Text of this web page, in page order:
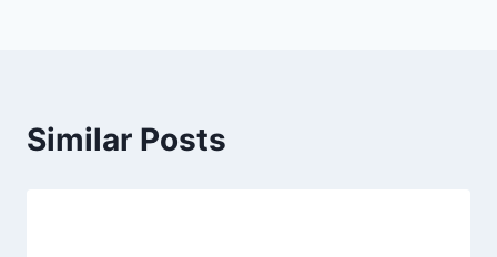
Similar Posts